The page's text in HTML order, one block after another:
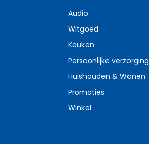
Audio
Witgoed
Keuken
Persoonlijke verzorging
Huishouden & Wonen
Promoties
Winkel